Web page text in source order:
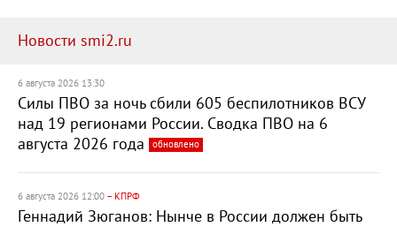
Новости smi2.ru
6 августа 2026 13:30
Силы ПВО за ночь сбили 605 беспилотников ВСУ
над 19 регионами России. Сводка ПВО на 6
августа 2026 года
обновлено
6 августа 2026 12:00 – КПРФ
Геннадий Зюганов: Нынче в России должен быть